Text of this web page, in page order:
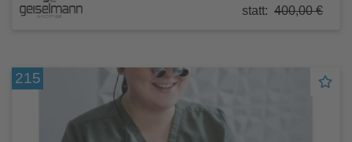
statt: 400,00 €
215